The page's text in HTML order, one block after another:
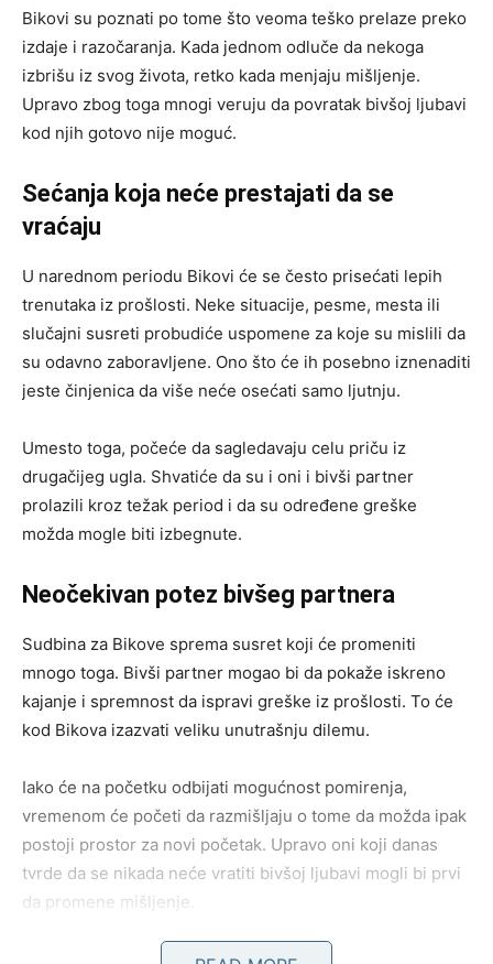
Bikovi su poznati po tome što veoma teško prelaze preko
izdaje i razočaranja. Kada jednom odluče da nekoga
izbrišu iz svog života, retko kada menjaju mišljenje.
Upravo zbog toga mnogi veruju da povratak bivšoj ljubavi
kod njih gotovo nije moguć.
Sećanja koja neće prestajati da se
vraćaju
U narednom periodu Bikovi će se često prisećati lepih
trenutaka iz prošlosti. Neke situacije, pesme, mesta ili
slučajni susreti probudiće uspomene za koje su mislili da
su odavno zaboravljene. Ono što će ih posebno iznenaditi
jeste činjenica da više neće osećati samo ljutnju.
Umesto toga, počeće da sagledavaju celu priču iz
drugačijeg ugla. Shvatiće da su i oni i bivši partner
prolazili kroz težak period i da su određene greške
možda mogle biti izbegnute.
Neočekivan potez bivšeg partnera
Sudbina za Bikove sprema susret koji će promeniti
mnogo toga. Bivši partner mogao bi da pokaže iskreno
kajanje i spremnost da ispravi greške iz prošlosti. To će
kod Bikova izazvati veliku unutrašnju dilemu.
Iako će na početku odbijati mogućnost pomirenja,
vremenom će početi da razmišljaju o tome da možda ipak
postoji prostor za novi početak. Upravo oni koji danas
tvrde da se nikada neće vratiti bivšoj ljubavi mogli bi prvi
da promene mišljenje.